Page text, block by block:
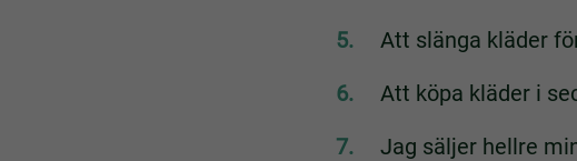
Att slänga kläder
Att köpa kläder i
Jag säljer hellre